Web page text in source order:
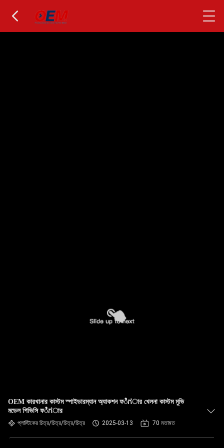
OEM কারখানার কাস্টম স্পাইডারম্যান অ্যাকশন ফಿಗার খেলনা কাস্টম মুভি
মডেল পিভিসি ফಿಗার
প্লাস্টিকের চিত্র/চিত্র/চিত্র/চিত্র 2025-03-13 70 মতামত